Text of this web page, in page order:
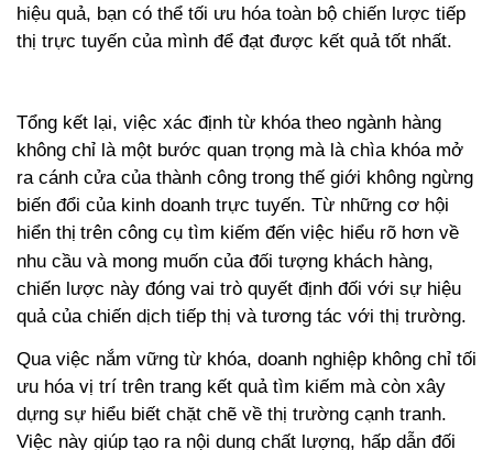
hiệu quả, bạn có thể tối ưu hóa toàn bộ chiến lược tiếp
thị trực tuyến của mình để đạt được kết quả tốt nhất.
Tổng kết lại, việc xác định từ khóa theo ngành hàng
không chỉ là một bước quan trọng mà là chìa khóa mở
ra cánh cửa của thành công trong thế giới không ngừng
biến đổi của kinh doanh trực tuyến. Từ những cơ hội
hiển thị trên công cụ tìm kiếm đến việc hiểu rõ hơn về
nhu cầu và mong muốn của đối tượng khách hàng,
chiến lược này đóng vai trò quyết định đối với sự hiệu
quả của chiến dịch tiếp thị và tương tác với thị trường.
Qua việc nắm vững từ khóa, doanh nghiệp không chỉ tối
ưu hóa vị trí trên trang kết quả tìm kiếm mà còn xây
dựng sự hiểu biết chặt chẽ về thị trường cạnh tranh.
Việc này giúp tạo ra nội dung chất lượng, hấp dẫn đối